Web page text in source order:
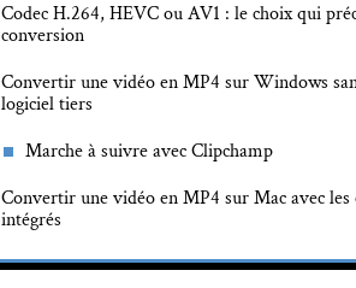
Codec H.264, HEVC ou AV1 : le choix qui
conversion
Convertir une vidéo en MP4 sur Windows
logiciel tiers
Marche à suivre avec Clipchamp
Convertir une vidéo en MP4 sur Mac avec les
intégrés